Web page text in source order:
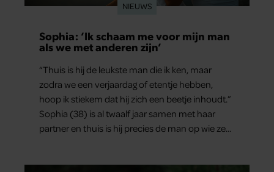
NIEUWS
Sophia: ‘Ik schaam me voor mijn man
als we met anderen zijn’
“Thuis is hij de leukste man die ik ken, maar
zodra we een verjaardag of etentje hebben,
hoop ik stiekem dat hij zich een beetje inhoudt.”
Sophia (38) is al twaalf jaar samen met haar
partner en thuis is hij precies de man op wie ze